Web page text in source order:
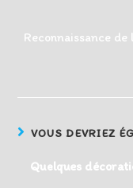
Reconnaissance
VOUS DEVRIEZ
Quelques